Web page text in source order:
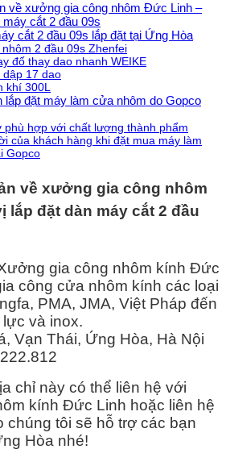
về xưởng gia công nhôm Đức Linh –
cắt 2 đầu 09s
cắt 2 đầu 09s lắp đặt tại Ứng Hòa
2 đầu 09s Zhenfei
đố thay dao nhanh WEIKE
dập 17 dao
khí 300L
lắp đặt máy làm cửa nhôm do Gopco
phù hợp với chất lượng thành phẩm
của khách hàng khi đặt mua máy làm
Gopco
về xưởng gia công nhôm
đặt dàn máy cắt 2 đầu
gia công nhôm kính Đức
công cửa nhôm kính các loại
PMA, JMA, Việt Pháp đến
và inox.
Vạn Thái, Ứng Hòa, Hà Nội
chỉ này có thể liên hệ với
kính Đức Linh hoặc liên hệ
chúng tôi sẽ hỗ trợ các bạn
Hòa nhé!